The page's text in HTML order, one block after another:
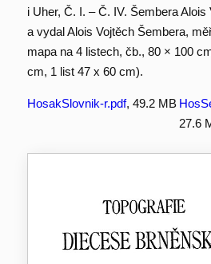
i Uher, Č. I. – Č. IV. Šembera
a vydal Alois Vojtěch Šembera,
mapa na 4 listech, čb., 80 × 100
cm, 1 list 47 x 60 cm).
HosakSlovnik-r.pdf, 49.2 MB
27.6